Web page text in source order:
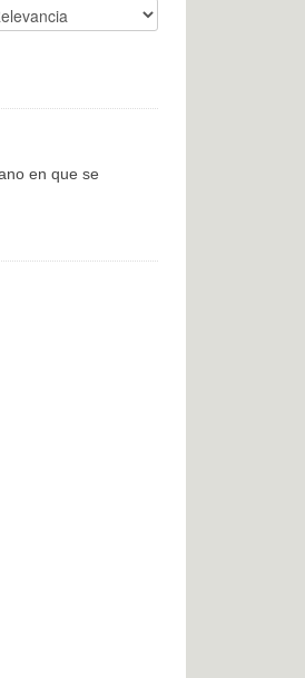
en que se